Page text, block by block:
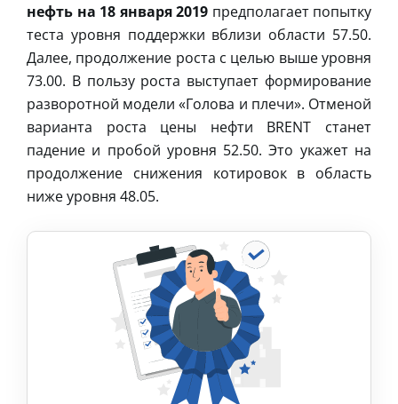
нефть на 18 января 2019 предполагает попытку
теста уровня поддержки вблизи области 57.50.
Далее, продолжение роста с целью выше уровня
73.00. В пользу роста выступает формирование
разворотной модели «Голова и плечи». Отменой
варианта роста цены нефти BRENT станет
падение и пробой уровня 52.50. Это укажет на
продолжение снижения котировок в область
ниже уровня 48.05.